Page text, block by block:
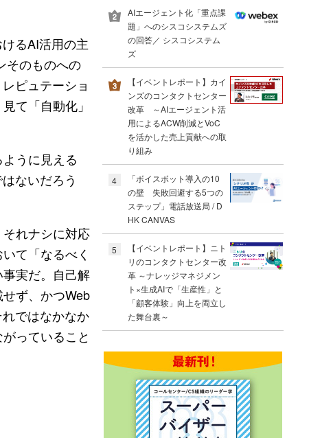
るAI活用の主
そのものへの
ピュテーショ
て「自動化」
うに見える
ないだろう
れナシに対応
て「なるべく
実だ。自己解
ず、かつWeb
ではなかなか
っていること
AIエージェント化「重点課
題」へのシスコシステムズ
の回答／ シスコシステム
ズ
【イベントレポート】カイ
ンズのコンタクトセンター
改革 ～AIエージェント活
用によるACW削減とVoC
を活かした売上貢献への取
り組み
4
「ボイスボット導入の10
の壁 失敗回避する5つの
ステップ」電話放送局 / D
HK CANVAS
5
【イベントレポート】ニト
リのコンタクトセンター改
革 ～ナレッジマネジメン
ト×生成AIで「生産性」と
「顧客体験」向上を両立し
た舞台裏～